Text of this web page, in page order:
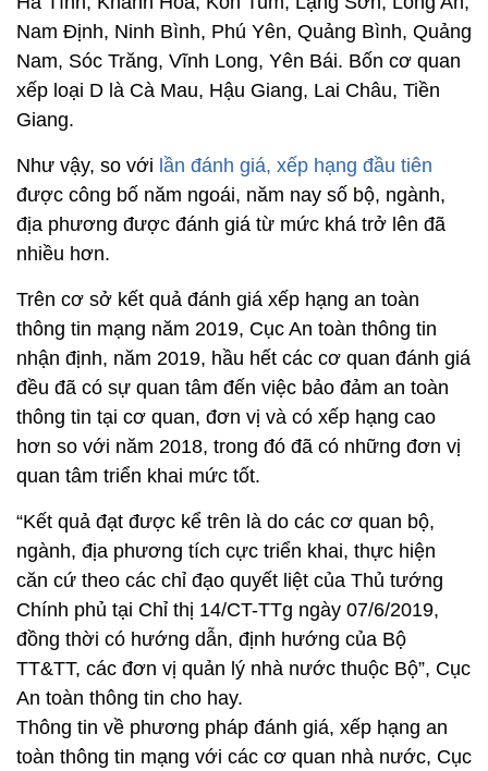
Nam Định, Ninh Bình, Phú Yên, Quảng Bình, Quảng
Nam, Sóc Trăng, Vĩnh Long, Yên Bái. Bốn cơ quan
xếp loại D là Cà Mau, Hậu Giang, Lai Châu, Tiền
Giang.
Như vậy, so với lần đánh giá, xếp hạng đầu tiên
được công bố năm ngoái, năm nay số bộ, ngành,
địa phương được đánh giá từ mức khá trở lên đã
nhiều hơn.
Trên cơ sở kết quả đánh giá xếp hạng an toàn
thông tin mạng năm 2019, Cục An toàn thông tin
nhận định, năm 2019, hầu hết các cơ quan đánh giá
đều đã có sự quan tâm đến việc bảo đảm an toàn
thông tin tại cơ quan, đơn vị và có xếp hạng cao
hơn so với năm 2018, trong đó đã có những đơn vị
quan tâm triển khai mức tốt.
“Kết quả đạt được kể trên là do các cơ quan bộ,
ngành, địa phương tích cực triển khai, thực hiện
căn cứ theo các chỉ đạo quyết liệt của Thủ tướng
Chính phủ tại Chỉ thị 14/CT-TTg ngày 07/6/2019,
đồng thời có hướng dẫn, định hướng của Bộ
TT&TT, các đơn vị quản lý nhà nước thuộc Bộ”, Cục
An toàn thông tin cho hay.
Thông tin về phương pháp đánh giá, xếp hạng an
toàn thông tin mạng với các cơ quan nhà nước, Cục